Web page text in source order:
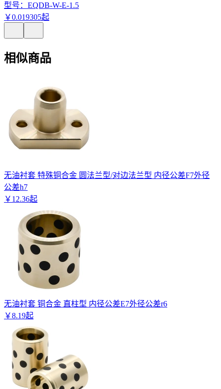
型号： EQDB-W-E-1.5
￥0.019305起
相似商品
无油衬套 特殊铜合金 圆法兰型/对边法兰型 内径公差F7外径
公差h7
￥ 12.36起
无油衬套 铜合金 直柱型 内径公差E7外径公差r6
￥8.19起